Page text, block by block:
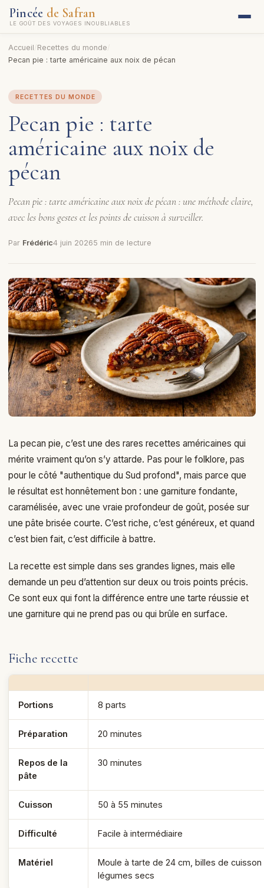
Pincée de Safran
LE GOÛT DES VOYAGES INOUBLIABLES
Accueil Recettes du monde
Pecan pie : tarte américaine aux noix de pécan
RECETTES DU MONDE
Pecan pie : tarte
américaine aux noix de
pécan
Pecan pie : tarte américaine aux noix de pécan : une méthode claire,
avec les bons gestes et les points de cuisson à surveiller.
Par Frédéric4 juin 20265 min de lecture
La pecan pie, c’est une des rares recettes américaines qui
mérite vraiment qu’on s’y attarde. Pas pour le folklore, pas
pour le côté "authentique du Sud profond", mais parce que
le résultat est honnêtement bon : une garniture fondante,
caramélisée, avec une vraie profondeur de goût, posée sur
une pâte brisée courte. C’est riche, c’est généreux, et quand
c’est bien fait, c’est difficile à battre.
La recette est simple dans ses grandes lignes, mais elle
demande un peu d’attention sur deux ou trois points précis.
Ce sont eux qui font la différence entre une tarte réussie et
une garniture qui ne prend pas ou qui brûle en surface.
Fiche recette
Portions 8 parts
Préparation 20 minutes
Repos de la
pâte
30 minutes
Cuisson 50 à 55 minutes
Difficulté Facile à intermédiaire
Matériel
Moule à tarte de 24 cm, billes de cuisson
légumes secs